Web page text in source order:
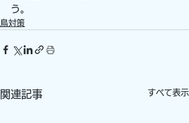
う。
鳥対策
関連記事 すべて表示